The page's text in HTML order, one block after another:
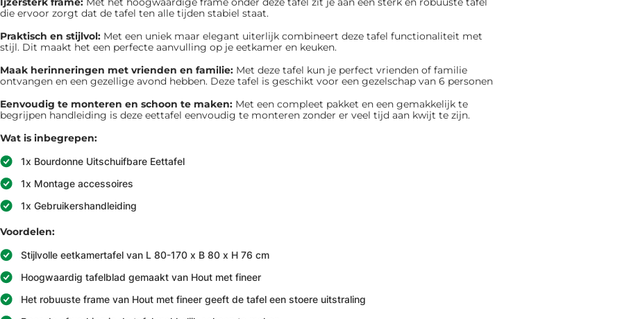
die ervoor zorgt dat de tafel ten alle tijden stabiel staat.
Praktisch en stijlvol: Met een uniek maar elegant uiterlijk combineert deze tafel functionaliteit met
stijl. Dit maakt het een perfecte aanvulling op je eetkamer en keuken.
Maak herinneringen met vrienden en familie: Met deze tafel kun je perfect vrienden of familie
ontvangen en een gezellige avond hebben. Deze tafel is geschikt voor een gezelschap van 6 personen
Eenvoudig te monteren en schoon te maken: Met een compleet pakket en een gemakkelijk te
begrijpen handleiding is deze eettafel eenvoudig te monteren zonder er veel tijd aan kwijt te zijn.
Wat is inbegrepen:
1x Bourdonne Uitschuifbare Eettafel
1x Montage accessoires
1x Gebruikershandleiding
Voordelen:
Stijlvolle eetkamertafel van L 80-170 x B 80 x H 76 cm
Hoogwaardig tafelblad gemaakt van Hout met fineer
Het robuuste frame van Hout met fineer geeft de tafel een stoere uitstraling